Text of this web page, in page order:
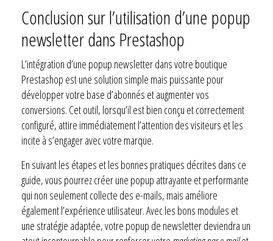
Conclusion sur l’utilisation d’une popup
newsletter dans Prestashop
L’intégration d’une popup newsletter dans votre boutique
Prestashop est une solution simple mais puissante pour
développer votre base d’abonnés et augmenter vos
conversions. Cet outil, lorsqu’il est bien conçu et correctement
configuré, attire immédiatement l’attention des visiteurs et les
incite à s’engager avec votre marque.
En suivant les étapes et les bonnes pratiques décrites dans ce
guide, vous pourrez créer une popup attrayante et performante
qui non seulement collecte des e-mails, mais améliore
également l’expérience utilisateur. Avec les bons modules et
une stratégie adaptée, votre popup de newsletter deviendra un